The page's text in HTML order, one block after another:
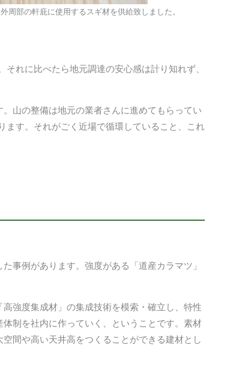
周部の軒庇に使用するスギ材を供給致しました。
れに比べたら地元調達の安心感は計り知れず、
山の整備は地元の業者さんに進めてもらってい
ます。それがごく近場で循環していること、これ
事例があります。強度がある「道産カラマツ」
強度集成材」の集成技術を模索・確立し、特性
制を社内に作っていく、ということです。素材
間や高い天井高をつくることができる建材とし